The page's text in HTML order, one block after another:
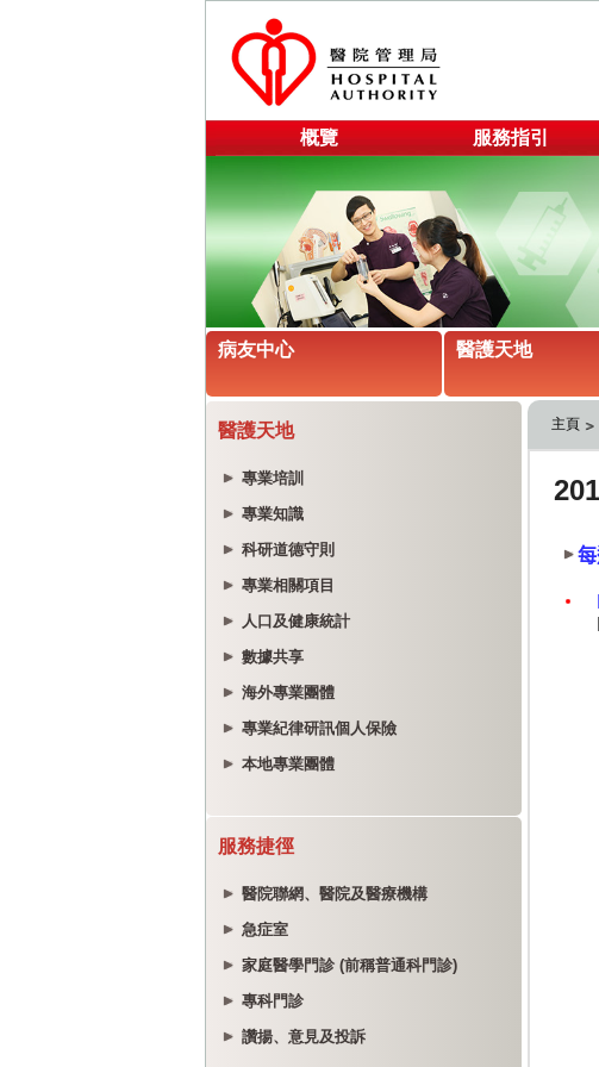
概覽 服務指引
病友中心 醫護天地
醫護天地
專業培訓
專業知識
科研道德守則
專業相關項目
人口及健康統計
數據共享
海外專業團體
專業紀律研訊個人保險
本地專業團體
服務捷徑
醫院聯網、醫院及醫療機構
急症室
家庭醫學門診 (前稱普通科門診)
專科門診
讚揚、意見及投訴
主頁